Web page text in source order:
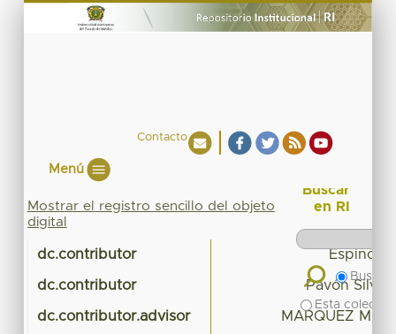
Contacto
Menú
Mostrar el registro sencillo del objeto
digital
dc.contributor
dc.contributor Pavón Silva,
dc.contributor.advisor MARQUEZ
Buscar
en RI
Buscar
Esta